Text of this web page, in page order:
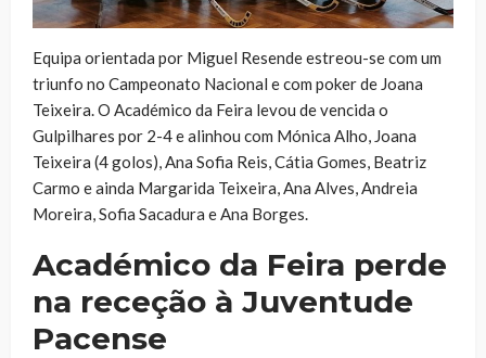
Equipa orientada por Miguel Resende estreou-se com um
triunfo no Campeonato Nacional e com poker de Joana
Teixeira. O Académico da Feira levou de vencida o
Gulpilhares por 2-4 e alinhou com Mónica Alho, Joana
Teixeira (4 golos), Ana Sofia Reis, Cátia Gomes, Beatriz
Carmo e ainda Margarida Teixeira, Ana Alves, Andreia
Moreira, Sofia Sacadura e Ana Borges.
Académico da Feira perde
na receção à Juventude
Pacense